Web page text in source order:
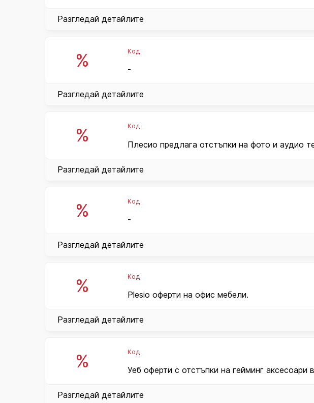
Разгледай детайлите
% Код
-
Разгледай детайлите
% Код
Плесио предлага отстъпки на фото и аудио
Разгледай детайлите
% Код
-
Разгледай детайлите
% Код
Plesio оферти на офис мебели.
Разгледай детайлите
% Код
Уеб оферти с отстъпки на гейминг аксесоари
Разгледай детайлите